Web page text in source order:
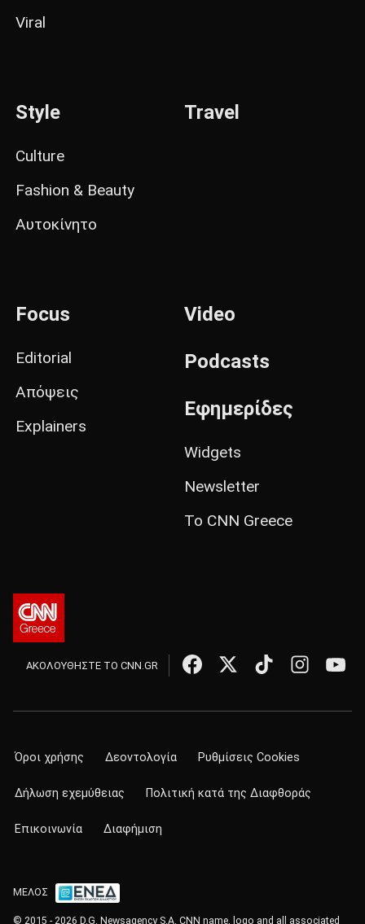
Viral
Style
Culture
Fashion & Beauty
Αυτοκίνητο
Travel
Focus
Editorial
Απόψεις
Explainers
Video
Podcasts
Εφημερίδες
Widgets
Newsletter
Το CNN Greece
ΑΚΟΛΟΥΘΗΣΤΕ ΤΟ CNN.GR
Όροι χρήσης Δεοντολογία Ρυθμίσεις Cookies
Δήλωση εχεμύθειας Πολιτική κατά της Διαφθοράς
Επικοινωνία Διαφήμιση
ΜΕΛΟΣ
© 2015 - 2026 D.G. Newsagency S.A. CNN name, logo and all associated